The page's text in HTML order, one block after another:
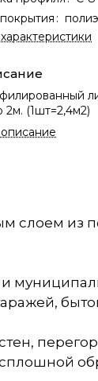
:
2м. (1шт=2,4м2)
слоем из
сплошной